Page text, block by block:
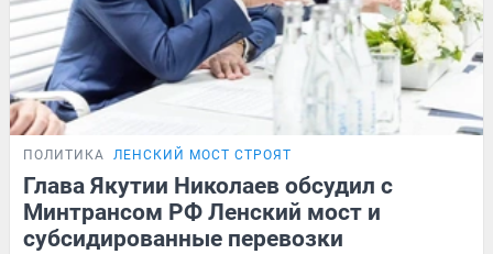
ПОЛИТИКА ЛЕНСКИЙ МОСТ СТРОЯТ
Глава Якутии Николаев обсудил с
Минтрансом РФ Ленский мост и
субсидированные перевозки